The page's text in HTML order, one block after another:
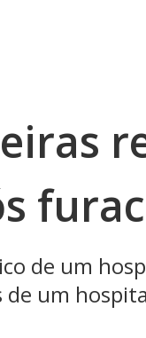
de um
de um